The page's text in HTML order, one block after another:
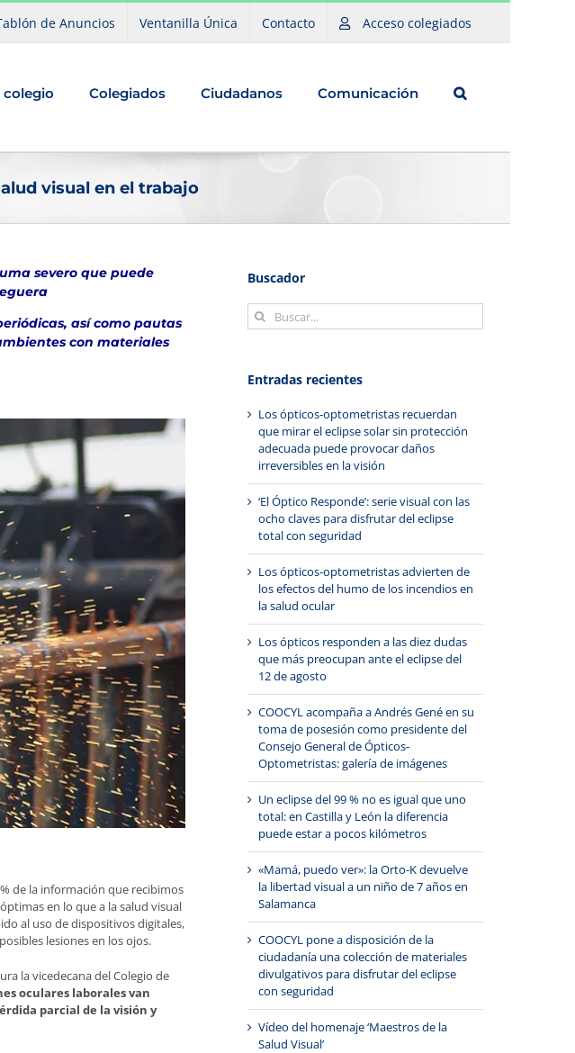
de Anuncios Ventanilla Única Contacto Acceso colegiados
colegio Colegiados Ciudadanos Comunicación
visual en el trabajo
severo que puede
así como pautas
con materiales
de la información que recibimos
en lo que a la salud visual
al uso de dispositivos digitales,
lesiones en los ojos.
la vicedecana del Colegio de
oculares laborales van
parcial de la visión y
Buscador
Buscar:
Entradas recientes
Los ópticos-optometristas recuerdan
que mirar el eclipse solar sin protección
adecuada puede provocar daños
irreversibles en la visión
‘El Óptico Responde’: serie visual con las
ocho claves para disfrutar del eclipse
total con seguridad
Los ópticos-optometristas advierten de
los efectos del humo de los incendios en
la salud ocular
Los ópticos responden a las diez dudas
que más preocupan ante el eclipse del
12 de agosto
COOCYL acompaña a Andrés Gené en su
toma de posesión como presidente del
Consejo General de Ópticos-
Optometristas: galería de imágenes
Un eclipse del 99 % no es igual que uno
total: en Castilla y León la diferencia
puede estar a pocos kilómetros
«Mamá, puedo ver»: la Orto-K devuelve
la libertad visual a un niño de 7 años en
Salamanca
COOCYL pone a disposición de la
ciudadanía una colección de materiales
divulgativos para disfrutar del eclipse
con seguridad
Vídeo del homenaje ‘Maestros de la
Salud Visual’